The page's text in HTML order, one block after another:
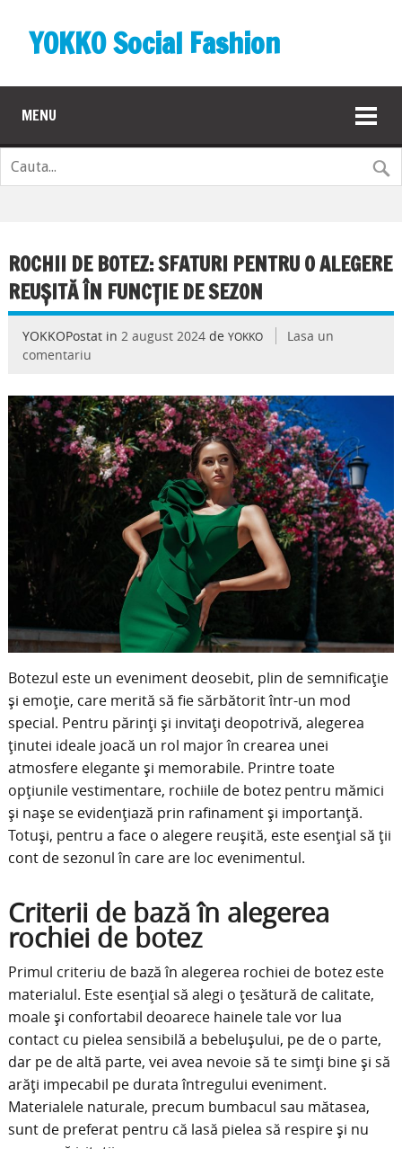
YOKKO Social Fashion
MENU
ROCHII DE BOTEZ: SFATURI PENTRU O ALEGERE
REUȘITĂ ÎN FUNCȚIE DE SEZON
YOKKOPostat in 2 august 2024de YOKKO
Lasa un
comentariu
Botezul este un eveniment deosebit, plin de semnificație
și emoție, care merită să fie sărbătorit într-un mod
special. Pentru părinți și invitați deopotrivă, alegerea
ținutei ideale joacă un rol major în crearea unei
atmosfere elegante și memorabile. Printre toate
opțiunile vestimentare, rochiile de botez pentru mămici
și nașe se evidențiază prin rafinament și importanță.
Totuși, pentru a face o alegere reușită, este esențial să ții
cont de sezonul în care are loc evenimentul.
Criterii de bază în alegerea
rochiei de botez
Primul criteriu de bază în alegerea rochiei de botez este
materialul. Este esențial să alegi o țesătură de calitate,
moale și confortabil deoarece hainele tale vor lua
contact cu pielea sensibilă a bebelușului, pe de o parte,
dar pe de altă parte, vei avea nevoie să te simți bine și să
arăți impecabil pe durata întregului eveniment.
Materialele naturale, precum bumbacul sau mătasea,
sunt de preferat pentru că lasă pielea să respire și nu